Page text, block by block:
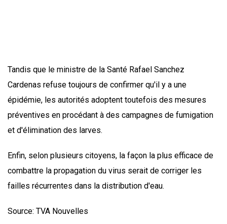
Tandis que le ministre de la Santé Rafael Sanchez
Cardenas refuse toujours de confirmer qu'il y a une
épidémie, les autorités adoptent toutefois des mesures
préventives en procédant à des campagnes de fumigation
et d'élimination des larves.
Enfin, selon plusieurs citoyens, la façon la plus efficace de
combattre la propagation du virus serait de corriger les
failles récurrentes dans la distribution d'eau.
Source: TVA Nouvelles